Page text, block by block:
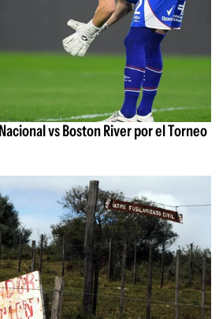
vs Boston River por el Torneo